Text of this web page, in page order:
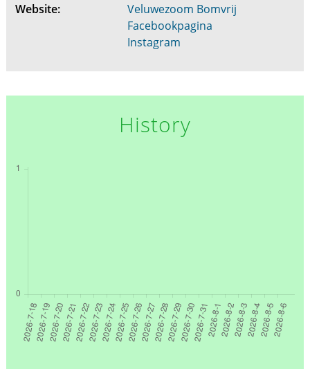
Website:
Veluwezoom Bomvrij
Facebookpagina
Instagram
History